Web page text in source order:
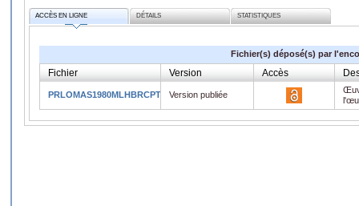
ACCÈS EN LIGNE DÉTAILS STATISTIQUES
Fichier(s) déposé(s) par
Fichier Version Accès
PRLOMAS1980MLHBRCPTTXPRLRHYTHMS.pdf
Version publiée